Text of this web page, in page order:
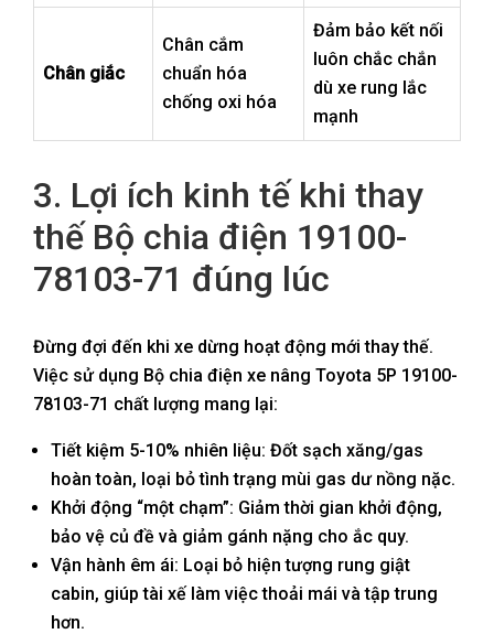
Chân giắc
Chân cắm
chuẩn hóa
chống oxi hóa
Đảm bảo kết nối
luôn chắc chắn
dù xe rung lắc
mạnh
3. Lợi ích kinh tế khi thay
thế Bộ chia điện 19100-
78103-71 đúng lúc
Đừng đợi đến khi xe dừng hoạt động mới thay thế.
Việc sử dụng Bộ chia điện xe nâng Toyota 5P 19100-
78103-71 chất lượng mang lại:
Tiết kiệm 5-10% nhiên liệu: Đốt sạch xăng/gas
hoàn toàn, loại bỏ tình trạng mùi gas dư nồng nặc.
Khởi động “một chạm”: Giảm thời gian khởi động,
bảo vệ củ đề và giảm gánh nặng cho ắc quy.
Vận hành êm ái: Loại bỏ hiện tượng rung giật
cabin, giúp tài xế làm việc thoải mái và tập trung
hơn.